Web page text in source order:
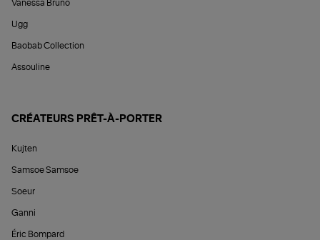
Vanessa Bruno
Ugg
Baobab Collection
Assouline
CRÉATEURS PRÊT-À-PORTER
Kujten
Samsoe Samsoe
Soeur
Ganni
Éric Bompard